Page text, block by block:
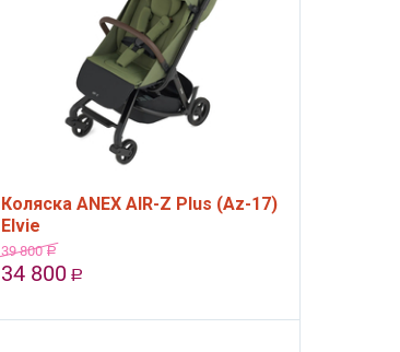
Коляска ANEX AIR-Z Plus (Az-17)
Elvie
39 800 Р
34 800 Р